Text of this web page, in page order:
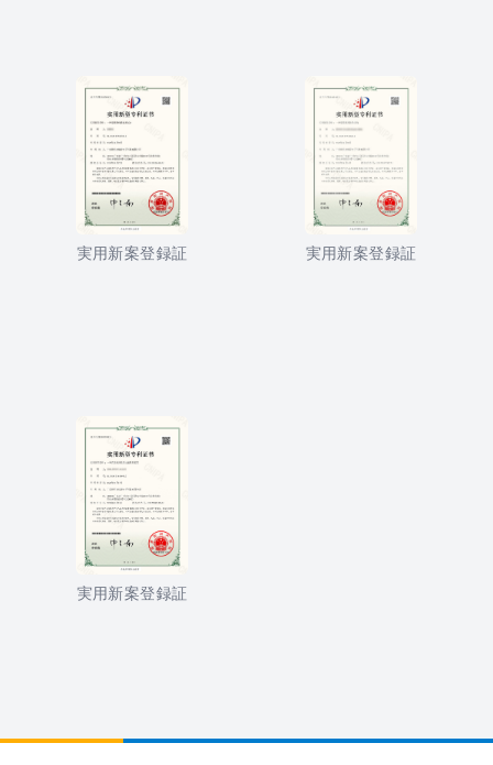
実用新案登録証 実用新案登録証
実用新案登録証